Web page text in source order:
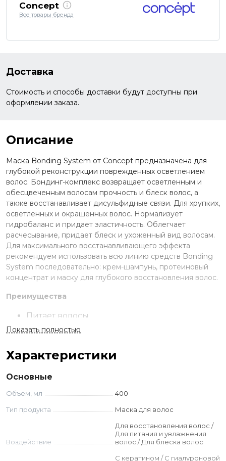
Concept
Все товары бренда
Доставка
Стоимость и способы доставки будут доступны при
оформлении заказа.
Описание
Маска Bonding System от Concept предназначена для
глубокой реконструкции поврежденных осветлением
волос. Бондинг-комплекс возвращает осветленным и
обесцвеченным волосам прочность и блеск волос, а
также восстанавливает дисульфидные связи. Для хрупких,
осветленных и окрашенных волос. Нормализует
гидробаланс и придает эластичность. Облегчает
расчесывание, придает блеск и ухоженный вид волосам.
Для максимального восстанавливающего эффекта
рекомендуем использовать всю линию средств Bonding
System последовательно: крем-шампунь, протеиновый
концентрат и маску для глубокого восстановления волос.
Преимущества
Питает волосы.
Восстанавливает гидробаланс.
pH: 3,5.
Применение
Обильно нанесите на волосы после протеинового
полотенцем волосы после крем-шампуня Bonding
System. Оставьте на 5-10 минут. Тщательно смойте теплой
Показать полностью
Характеристики
Основные
Объем, мл
400
Тип продукта
Маска для волос
Воздействие
Для восстановления волос /
Для питания и увлажнения
волос / Для блеска волос
С кератином / С гиалуроновой